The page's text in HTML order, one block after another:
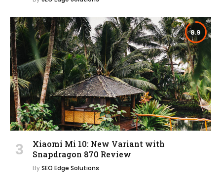
8.9
Xiaomi Mi 10: New Variant with
Snapdragon 870 Review
BySEO Edge Solutions